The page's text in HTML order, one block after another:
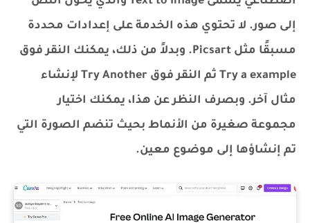
إلى صور. لا تحتوي هذه الخدمة على إعدادات محددة
مسبقًا مثل Picsart. وبدلاً من ذلك، يمكنك النقر فوق
Try a example ثم النقر فوق Try Another لإنشاء
مثال آخر. وبصرف النظر عن هذا، يمكنك اختيار
مجموعة صغيرة من الأنماط بحيث تنضم الصورة التي
تم إنشاؤها إلى موضوع معين.